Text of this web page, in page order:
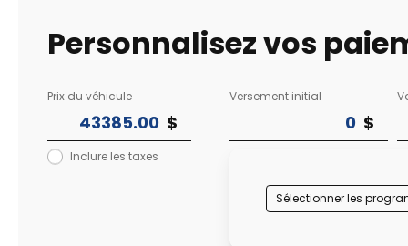
Personnalisez vos
Prix du véhicule Versement initial
Inclure les taxes
Sélectionner les